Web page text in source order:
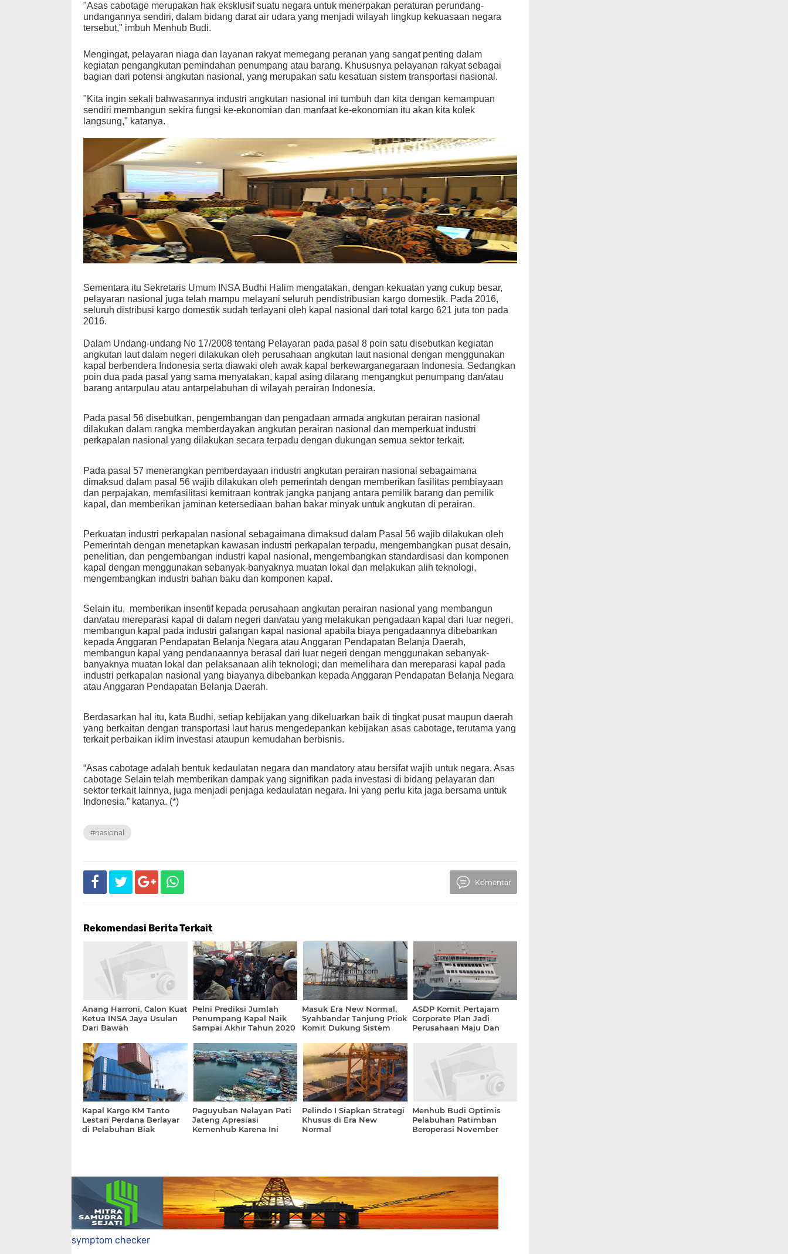
"Asas cabotage merupakan hak eksklusif suatu negara untuk menerpakan peraturan perundang-
undangannya sendiri, dalam bidang darat air udara yang menjadi wilayah lingkup kekuasaan negara
tersebut," imbuh Menhub Budi.
Mengingat, pelayaran niaga dan layanan rakyat memegang peranan yang sangat penting dalam
kegiatan pengangkutan pemindahan penumpang atau barang. Khususnya pelayanan rakyat sebagai
bagian dari potensi angkutan nasional, yang merupakan satu kesatuan sistem transportasi nasional.
"Kita ingin sekali bahwasannya industri angkutan nasional ini tumbuh dan kita dengan kemampuan
sendiri membangun sekira fungsi ke-ekonomian dan manfaat ke-ekonomian itu akan kita kolek
langsung," katanya.
Sementara itu Sekretaris Umum INSA Budhi Halim mengatakan, dengan kekuatan yang cukup besar,
pelayaran nasional juga telah mampu melayani seluruh pendistribusian kargo domestik. Pada 2016,
seluruh distribusi kargo domestik sudah terlayani oleh kapal nasional dari total kargo 621 juta ton pada
2016.
Dalam Undang-undang No 17/2008 tentang Pelayaran pada pasal 8 poin satu disebutkan kegiatan
angkutan laut dalam negeri dilakukan oleh perusahaan angkutan laut nasional dengan menggunakan
kapal berbendera Indonesia serta diawaki oleh awak kapal berkewarganegaraan Indonesia. Sedangkan
poin dua pada pasal yang sama menyatakan, kapal asing dilarang mengangkut penumpang dan/atau
barang antarpulau atau antarpelabuhan di wilayah perairan Indonesia.
Pada pasal 56 disebutkan, pengembangan dan pengadaan armada angkutan perairan nasional
dilakukan dalam rangka memberdayakan angkutan perairan nasional dan memperkuat industri
perkapalan nasional yang dilakukan secara terpadu dengan dukungan semua sektor terkait.
Pada pasal 57 menerangkan pemberdayaan industri angkutan perairan nasional sebagaimana
dimaksud dalam pasal 56 wajib dilakukan oleh pemerintah dengan memberikan fasilitas pembiayaan
dan perpajakan, memfasilitasi kemitraan kontrak jangka panjang antara pemilik barang dan pemilik
kapal, dan memberikan jaminan ketersediaan bahan bakar minyak untuk angkutan di perairan.
Perkuatan industri perkapalan nasional sebagaimana dimaksud dalam Pasal 56 wajib dilakukan oleh
Pemerintah dengan menetapkan kawasan industri perkapalan terpadu, mengembangkan pusat desain,
penelitian, dan pengembangan industri kapal nasional, mengembangkan standardisasi dan komponen
kapal dengan menggunakan sebanyak-banyaknya muatan lokal dan melakukan alih teknologi,
mengembangkan industri bahan baku dan komponen kapal.
Selain itu, memberikan insentif kepada perusahaan angkutan perairan nasional yang membangun
dan/atau mereparasi kapal di dalam negeri dan/atau yang melakukan pengadaan kapal dari luar negeri,
membangun kapal pada industri galangan kapal nasional apabila biaya pengadaannya dibebankan
kepada Anggaran Pendapatan Belanja Negara atau Anggaran Pendapatan Belanja Daerah,
membangun kapal yang pendanaannya berasal dari luar negeri dengan menggunakan sebanyak-
banyaknya muatan lokal dan pelaksanaan alih teknologi; dan memelihara dan mereparasi kapal pada
industri perkapalan nasional yang biayanya dibebankan kepada Anggaran Pendapatan Belanja Negara
atau Anggaran Pendapatan Belanja Daerah.
Berdasarkan hal itu, kata Budhi, setiap kebijakan yang dikeluarkan baik di tingkat pusat maupun daerah
yang berkaitan dengan transportasi laut harus mengedepankan kebijakan asas cabotage, terutama yang
terkait perbaikan iklim investasi ataupun kemudahan berbisnis.
“Asas cabotage adalah bentuk kedaulatan negara dan mandatory atau bersifat wajib untuk negara. Asas
cabotage Selain telah memberikan dampak yang signifikan pada investasi di bidang pelayaran dan
sektor terkait lainnya, juga menjadi penjaga kedaulatan negara. Ini yang perlu kita jaga bersama untuk
Indonesia.” katanya. (*)
#nasional
Komentar
Rekomendasi Berita Terkait
Anang Harroni, Calon Kuat
Ketua INSA Jaya Usulan
Dari Bawah
Pelni Prediksi Jumlah
Penumpang Kapal Naik
Sampai Akhir Tahun 2020
Masuk Era New Normal,
Syahbandar Tanjung Priok
Komit Dukung Sistem
ASDP Komit Pertajam
Corporate Plan Jadi
Perusahaan Maju Dan
Kapal Kargo KM Tanto
Lestari Perdana Berlayar
di Pelabuhan Biak
Paguyuban Nelayan Pati
Jateng Apresiasi
Kemenhub Karena Ini
Pelindo I Siapkan Strategi
Khusus di Era New
Normal
Menhub Budi Optimis
Pelabuhan Patimban
Beroperasi November
symptom checker